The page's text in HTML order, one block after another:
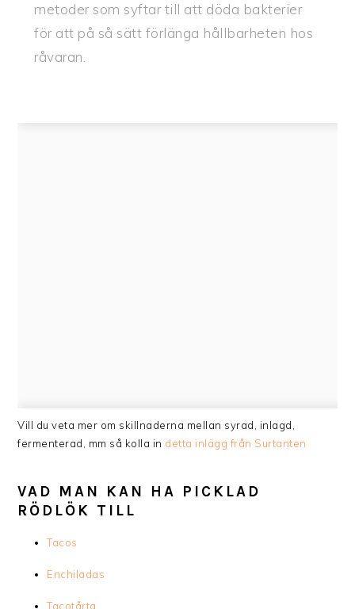
metoder som syftar till att döda bakterier
för att på så sätt förlänga hållbarheten hos
råvaran.
Vill du veta mer om skillnaderna mellan syrad, inlagd,
fermenterad, mm så kolla in detta inlägg från Surtanten
VAD MAN KAN HA PICKLAD
RÖDLÖK TILL
Tacos
Enchiladas
Tacotårta